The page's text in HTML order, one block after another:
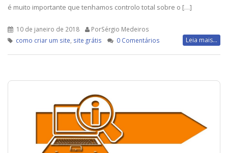
é muito importante que tenhamos controlo total sobre o […]
10 de janeiro de 2018
PorSérgio Medeiros
como criar um site site grátis 0 Comentários Leia mais...